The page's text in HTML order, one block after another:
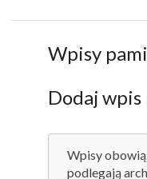
Wpisy
Dodaj
Wpisy
podlegają